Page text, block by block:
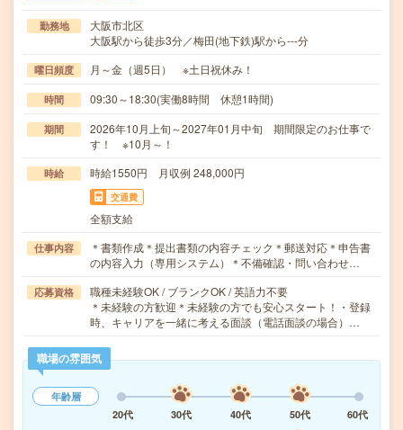
勤務地
大阪市北区
大阪駅から徒歩3分／梅田(地下鉄)駅から---分
曜日頻度 月～金（週5日） ※土日祝休み！
時間 09:30～18:30(実働8時間 休憩1時間)
期間
2026年10月上旬～2027年01月中旬 期間限定のお仕事で
す！ ※10月～！
時給 時給1550円 月収例 248,000円
交通費
全額支給
仕事内容
＊書類作成＊提出書類の内容チェック＊郵送対応＊申告書
の内容入力（専用システム）＊不備確認・問い合わせ…
応募資格
職種未経験OK / ブランクOK / 英語力不要
＊未経験の方歓迎＊未経験の方でも安心スタート！・登録
時、キャリアを一緒に考える面談（電話面談の場合）…
職場の雰囲気
年齢層
20代
30代 40代 50代
60代